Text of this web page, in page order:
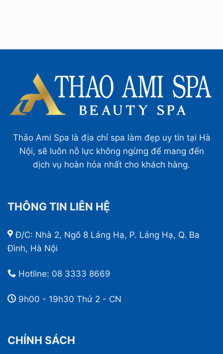
Thảo Ami Spa là địa chỉ spa làm đẹp uy tín tại Hà
Nội, sẽ luôn nỗ lực không ngừng để mang đến
dịch vụ hoàn hỏa nhất cho khách hàng.
THÔNG TIN LIÊN HỆ
Đ/C: Nhà 2, Ngõ 8 Láng Hạ, P. Láng Hạ, Q. Ba
Đình, Hà Nội
Hotline: 08 3333 8669
9h00 - 19h30 Thứ 2 - CN
CHÍNH SÁCH